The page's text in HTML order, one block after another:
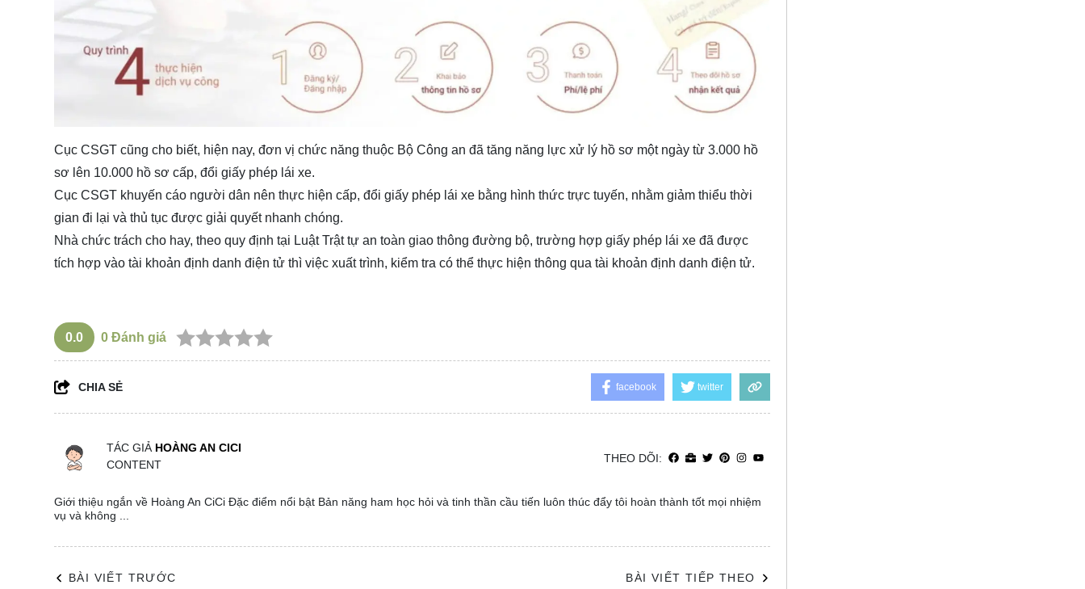
Cục CSGT cũng cho biết, hiện nay, đơn vị chức năng thuộc Bộ Công an đã tăng năng lực xử lý hồ sơ một ngày từ 3.000 hồ
sơ lên 10.000 hồ sơ cấp, đổi giấy phép lái xe.
Cục CSGT khuyến cáo người dân nên thực hiện cấp, đổi giấy phép lái xe bằng hình thức trực tuyến, nhằm giảm thiểu thời
gian đi lại và thủ tục được giải quyết nhanh chóng.
Nhà chức trách cho hay, theo quy định tại Luật Trật tự an toàn giao thông đường bộ, trường hợp giấy phép lái xe đã được
tích hợp vào tài khoản định danh điện tử thì việc xuất trình, kiểm tra có thể thực hiện thông qua tài khoản định danh điện tử.
0.0 0 Đánh giá
CHIA SẺ facebook twitter
TÁC GIẢ HOÀNG AN CICI
CONTENT
THEO DÕI:
Giới thiệu ngắn về Hoàng An CiCi Đặc điểm nổi bật Bản năng ham học hỏi và tinh thần cầu tiến luôn thúc đẩy tôi hoàn thành tốt mọi nhiệm
vụ và không ...
BÀI VIẾT TRƯỚC BÀI VIẾT TIẾP THEO